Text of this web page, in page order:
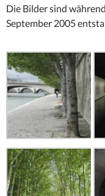
Die Bilder sind
September 2005